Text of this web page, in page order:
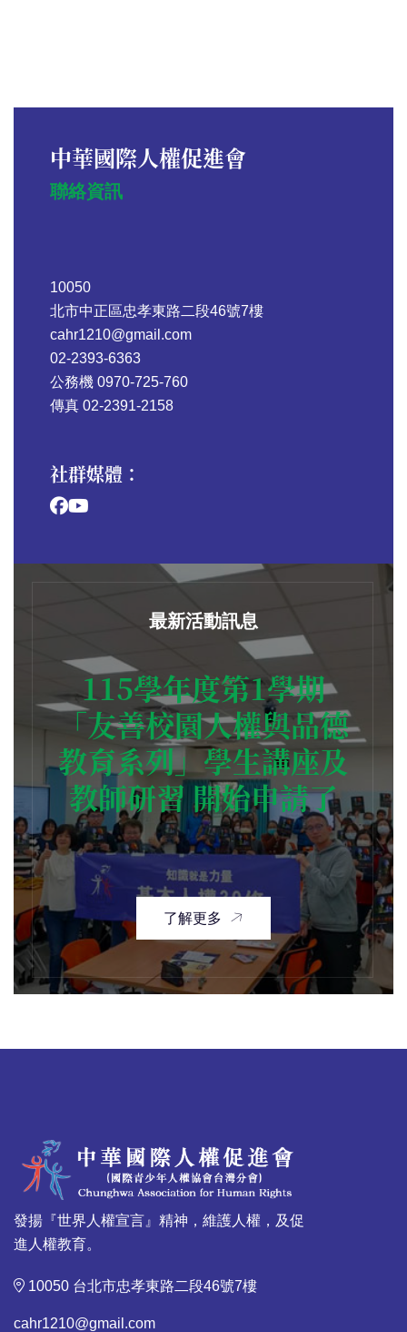
中華國際人權促進會
聯絡資訊
10050
北市中正區忠孝東路二段46號7樓
cahr1210@gmail.com
02-2393-6363
公務機 0970-725-760
傳真 02-2391-2158
社群媒體：
最新活動訊息
115學年度第1學期
「友善校園人權與品德
教育系列」學生講座及
教師研習 開始申請了
了解更多
發揚『世界人權宣言』精神，維護人權，及促
進人權教育。
10050 台北市忠孝東路二段46號7樓
cahr1210@gmail.com